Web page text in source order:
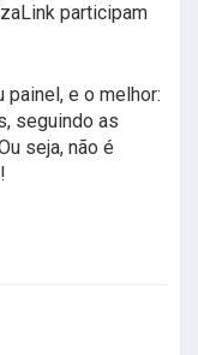
participam
e o melhor:
seguindo as
seja, não é